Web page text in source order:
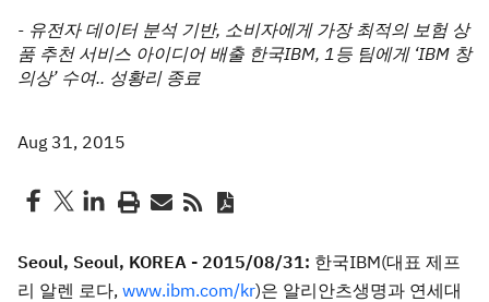
- 유전자 데이터 분석 기반, 소비자에게 가장 최적의 보험 상
품 추천 서비스 아이디어 배출 한국IBM, 1등 팀에게 ‘IBM 창
의상’ 수여.. 성황리 종료
Aug 31, 2015
Seoul, Seoul, KOREA - 2015/08/31: 한국IBM(대표 제프
리 알렌 로다, www.ibm.com/kr)은 알리안츠생명과 연세대